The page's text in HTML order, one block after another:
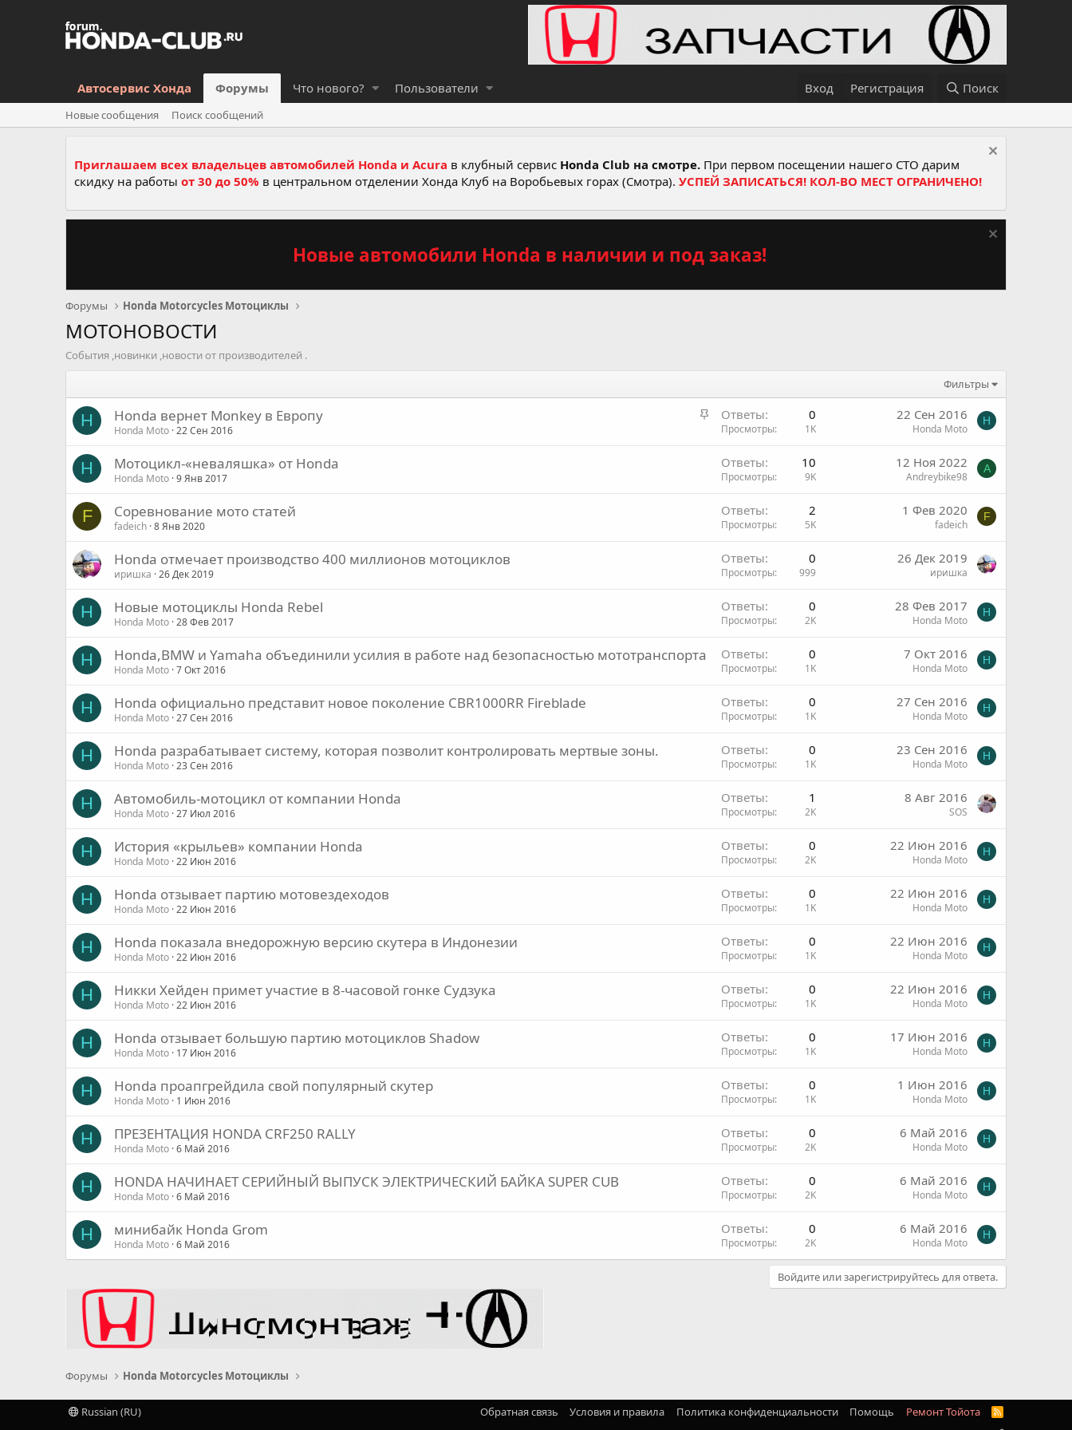
Автосервис Хонда Форумы Что нового? Пользователи Вход Регистрация Поиск
Новые сообщения Поиск сообщений
Приглашаем всех владельцев автомобилей Honda и Acura в клубный сервис Honda Club на смотре. При первом посещении нашего СТО дарим
скидку на работы от 30 до 50% в центральном отделении Хонда Клуб на Воробьевых горах (Смотра). УСПЕЙ ЗАПИСАТЬСЯ! КОЛ-ВО МЕСТ ОГРАНИЧЕНО!
Новые автомобили Honda в наличии и под заказ!
Форумы Honda Motorcycles Мотоциклы
МОТОНОВОСТИ
События ,новинки ,новости от производителей .
Фильтры
H
З
Honda вернет Monkey в Европу
Honda Moto 22 Сен 2016
Ответы 0
Просмотры 1K
22 Сен 2016
Honda Moto
H
H Мотоцикл-«неваляшка» от Honda
Honda Moto 9 Янв 2017
Ответы 10
Просмотры 9K
12 Ноя 2022
Andreybike98
A
F Соревнование мото статей
fadeich 8 Янв 2020
Ответы 2
Просмотры 5K
1 Фев 2020
fadeich
F
Honda отмечает производство 400 миллионов мотоциклов
иришка 26 Дек 2019
Ответы 0
Просмотры 999
26 Дек 2019
иришка
H Новые мотоциклы Honda Rebel
Honda Moto 28 Фев 2017
Ответы 0
Просмотры 2K
28 Фев 2017
Honda Moto
H
H Honda,BMW и Yamaha объединили усилия в работе над безопасностью мототранспорта
Honda Moto 7 Окт 2016
Ответы 0
Просмотры 1K
7 Окт 2016
Honda Moto
H
H Honda официально представит новое поколение CBR1000RR Fireblade
Honda Moto 27 Сен 2016
Ответы 0
Просмотры 1K
27 Сен 2016
Honda Moto
H
H Honda разрабатывает систему, которая позволит контролировать мертвые зоны.
Honda Moto 23 Сен 2016
Ответы 0
Просмотры 1K
23 Сен 2016
Honda Moto
H
H Автомобиль-мотоцикл от компании Honda
Honda Moto 27 Июл 2016
Ответы 1
Просмотры 2K
8 Авг 2016
SOS
H История «крыльев» компании Honda
Honda Moto 22 Июн 2016
Ответы 0
Просмотры 2K
22 Июн 2016
Honda Moto
H
H Honda отзывает партию мотовездеходов
Honda Moto 22 Июн 2016
Ответы 0
Просмотры 1K
22 Июн 2016
Honda Moto
H
H Honda показала внедорожную версию скутера в Индонезии
Honda Moto 22 Июн 2016
Ответы 0
Просмотры 1K
22 Июн 2016
Honda Moto
H
H Никки Хейден примет участие в 8-часовой гонке Судзука
Honda Moto 22 Июн 2016
Ответы 0
Просмотры 1K
22 Июн 2016
Honda Moto
H
H Honda отзывает большую партию мотоциклов Shadow
Honda Moto 17 Июн 2016
Ответы 0
Просмотры 1K
17 Июн 2016
Honda Moto
H
H Honda проапгрейдила свой популярный скутер
Honda Moto 1 Июн 2016
Ответы 0
Просмотры 1K
1 Июн 2016
Honda Moto
H
H ПРЕЗЕНТАЦИЯ HONDA CRF250 RALLY
Honda Moto 6 Май 2016
Ответы 0
Просмотры 2K
6 Май 2016
Honda Moto
H
H HONDA НАЧИНАЕТ СЕРИЙНЫЙ ВЫПУСК ЭЛЕКТРИЧЕСКИЙ БАЙКА SUPER CUB
Honda Moto 6 Май 2016
Ответы 0
Просмотры 2K
6 Май 2016
Honda Moto
H
H минибайк Honda Grom
Honda Moto 6 Май 2016
Ответы 0
Просмотры 2K
6 Май 2016
Honda Moto
H
Войдите или зарегистрируйтесь для ответа.
Форумы Honda Motorcycles Мотоциклы
Russian (RU) Обратная связь Условия и правила Политика конфиденциальности Помощь Ремонт Тойота
R